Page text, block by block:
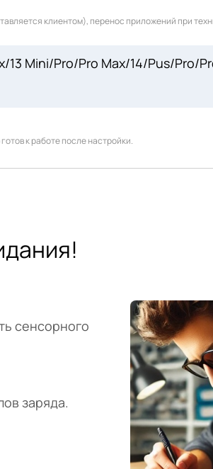
клиентом), перенос приложений при
13 Mini/Pro/Pro Max/14/Pus/Pro/
к работе после настройки.
сенсорного
заряда.